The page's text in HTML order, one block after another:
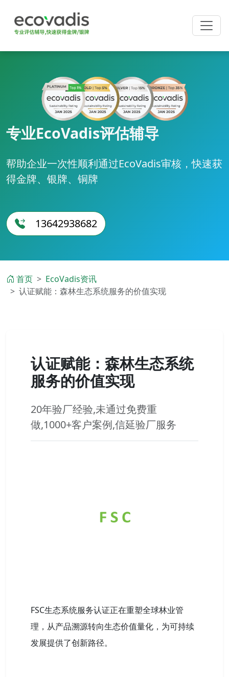
专业EcoVadis评估辅导
帮助企业一次性顺利通过EcoVadis审核，快速获
得金牌、银牌、铜牌
13642938682
首页
EcoVadis资讯
认证赋能：森林生态系统服务的价值实现
认证赋能：森林生态系统
服务的价值实现
20年验厂经验,未通过免费重
做,1000+客户案例,信延验厂服务
FSC生态系统服务认证正在重塑全球林业管
理，从产品溯源转向生态价值量化，为可持续
发展提供了创新路径。